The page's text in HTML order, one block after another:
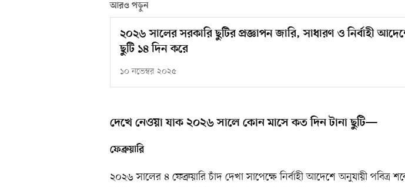
আরও পড়ুন
২০২৬ সালের সরকারি ছুটির প্রজ্ঞাপন জারি, সাধারণ ও নির্বাহী
ছুটি ১৪ দিন করে
১০ নভেম্বর ২০২৫
দেখে নেওয়া যাক ২০২৬ সালে কোন মাসে কত দিন টানা ছুটি—
ফেব্রুয়ারি
২০২৬ সালের ৪ ফেব্রুয়ারি চাঁদ দেখা সাপেক্ষে নির্বাহী আদেশে অনুযায়ী পবিত্র